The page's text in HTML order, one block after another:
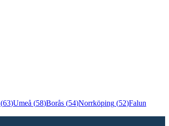
(63)Umeå (58)Borås (54)Norrköping (52)Falun